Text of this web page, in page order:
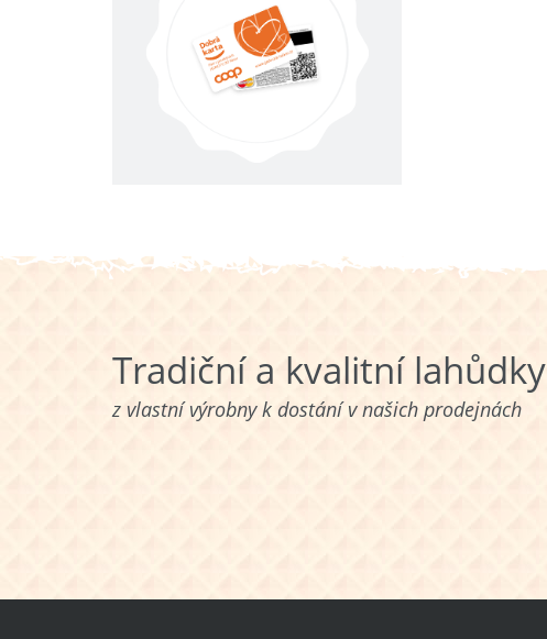
Tradiční a kvalitní lahůdky
z vlastní výrobny k dostání v našich prodejnách